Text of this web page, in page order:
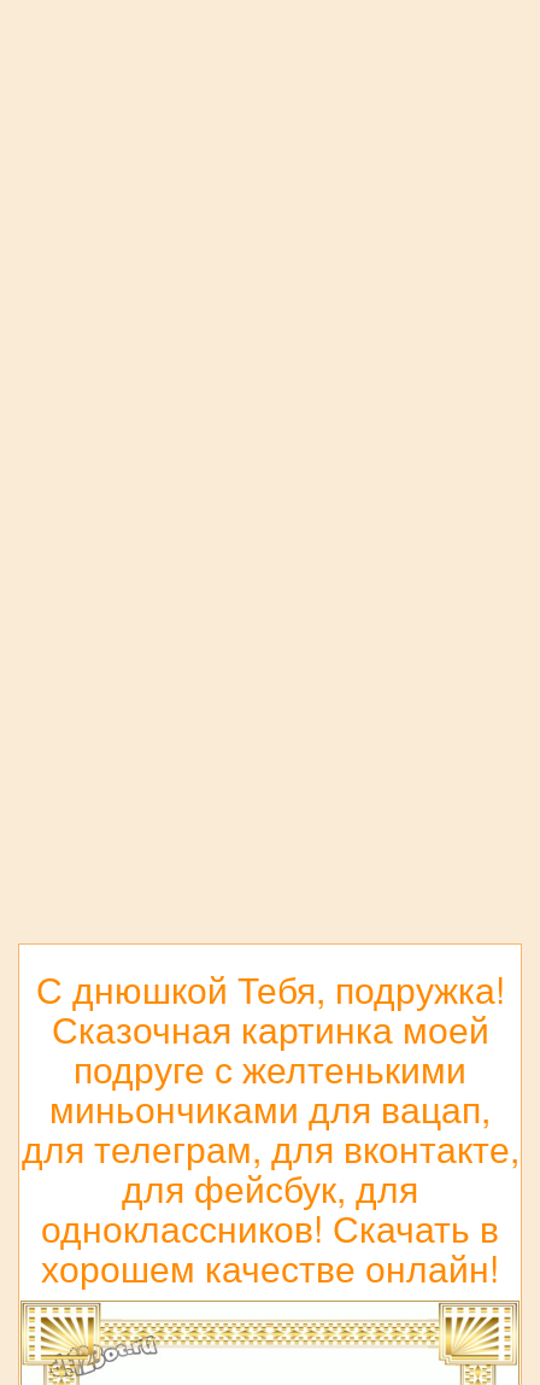
С днюшкой Тебя, подружка!
Сказочная картинка моей
подруге с желтенькими
миньончиками для вацап,
для телеграм, для вконтакте,
для фейсбук, для
одноклассников! Скачать в
хорошем качестве онлайн!